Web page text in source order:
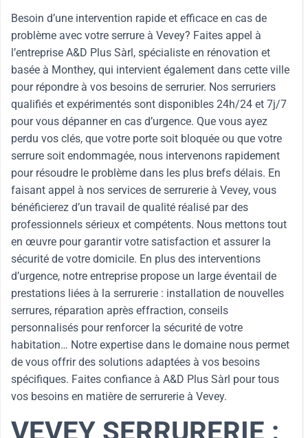
Besoin d’une intervention rapide et efficace en cas de
problème avec votre serrure à Vevey? Faites appel à
l’entreprise A&D Plus Sàrl, spécialiste en rénovation et
basée à Monthey, qui intervient également dans cette ville
pour répondre à vos besoins de serrurier. Nos serruriers
qualifiés et expérimentés sont disponibles 24h/24 et 7j/7
pour vous dépanner en cas d’urgence. Que vous ayez
perdu vos clés, que votre porte soit bloquée ou que votre
serrure soit endommagée, nous intervenons rapidement
pour résoudre le problème dans les plus brefs délais. En
faisant appel à nos services de serrurerie à Vevey, vous
bénéficierez d’un travail de qualité réalisé par des
professionnels sérieux et compétents. Nous mettons tout
en œuvre pour garantir votre satisfaction et assurer la
sécurité de votre domicile. En plus des interventions
d’urgence, notre entreprise propose un large éventail de
prestations liées à la serrurerie : installation de nouvelles
serrures, réparation après effraction, conseils
personnalisés pour renforcer la sécurité de votre
habitation… Notre expertise dans le domaine nous permet
de vous offrir des solutions adaptées à vos besoins
spécifiques. Faites confiance à A&D Plus Sàrl pour tous
vos besoins en matière de serrurerie à Vevey.
VEVEY SERRURERIE :